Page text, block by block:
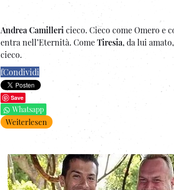
Andrea Camilleri cieco. Cieco come Omero e
entra nell’Eternità. ComeTiresia, da lui
cieco.
fCondividi
Save
Whatsapp
Weiterlesen